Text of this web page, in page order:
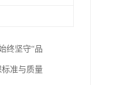
终坚守“品
准与质量